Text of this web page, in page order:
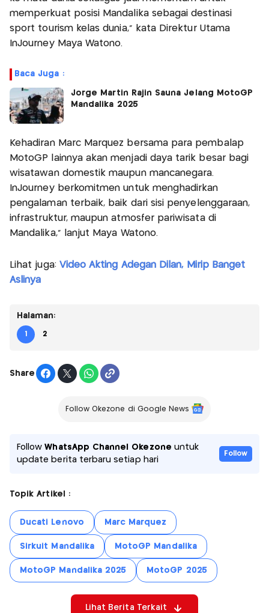
memperkuat posisi Mandalika sebagai destinasi
sport tourism kelas dunia," kata Direktur Utama
InJourney Maya Watono.
Baca Juga :
Jorge Martin Rajin Sauna Jelang MotoGP
Mandalika 2025
Kehadiran Marc Márquez bersama para pembalap
MotoGP lainnya akan menjadi daya tarik besar bagi
wisatawan domestik maupun mancanegara.
InJourney berkomitmen untuk menghadirkan
pengalaman terbaik, baik dari sisi penyelenggaraan,
infrastruktur, maupun atmosfer pariwisata di
Mandalika,” lanjut Maya Watono.
Lihat juga: Video Akting Adegan Dilan, Mirip Banget
Aslinya
Halaman:
1 2
Share
Follow Okezone di Google News
FollowWhatsApp Channel Okezone untuk
update berita terbaru setiap hari
Follow
Topik Artikel :
Ducati Lenovo Marc Marquez
Sirkuit Mandalika MotoGP Mandalika
MotoGP Mandalika 2025 MotoGP 2025
Lihat Berita Terkait